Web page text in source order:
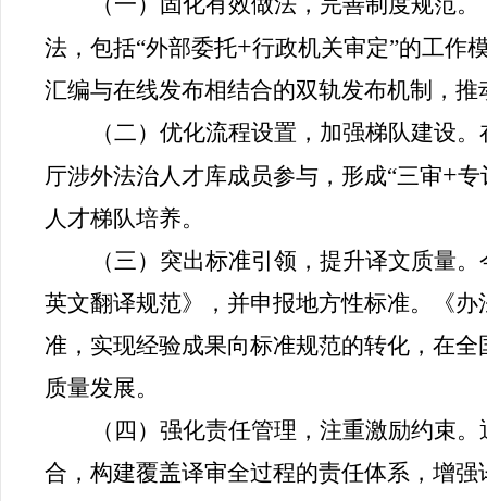
法，包括“外部委托+行政机关审定”的工作
汇编与在线发布相结合的双轨发布机制，
（二）优化流程设置，加强梯队建设。
厅涉外法治人才库成员参与，形成“三审+专
人才梯队培养。
（三）突出标准引领，提升译文质量。
英文翻译规范》，并申报地方性标准。《
准，实现经验成果向标准规范的转化，在
质量发展。
（四）强化责任管理，注重激励约束。
合，构建覆盖译审全过程的责任体系，增